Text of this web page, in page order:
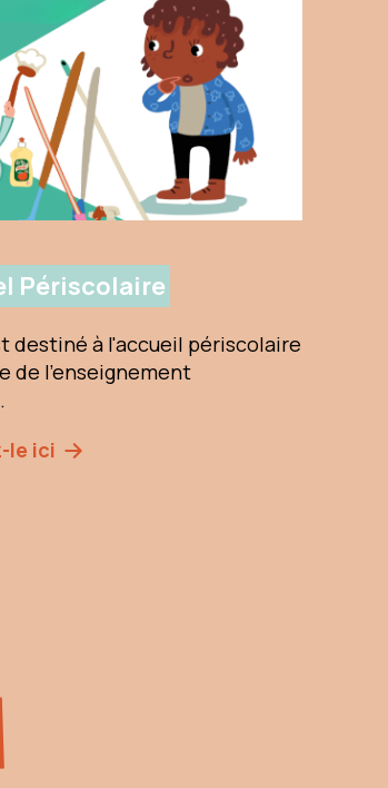
Périscolaire
destiné à l'accueil périscolaire
de l’enseignement
le ici